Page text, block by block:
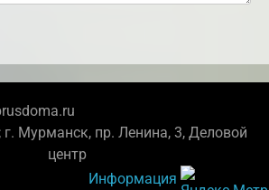
г. Мурманск, пр. Ленина, 3, Деловой
центр
Информация